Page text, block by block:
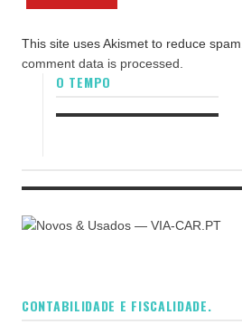
This site uses Akismet to reduce spam.
comment data is processed.
O TEMPO
CONTABILIDADE E FISCALIDADE.